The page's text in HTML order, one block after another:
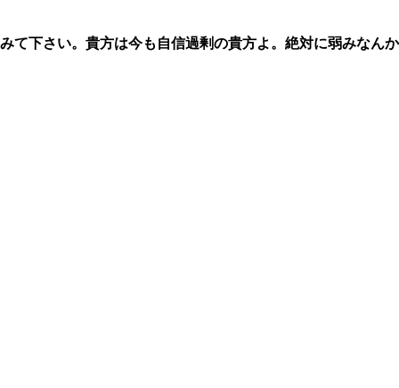
て下さい。貴方は今も自信過剰の貴方よ。絶対に弱みなんか